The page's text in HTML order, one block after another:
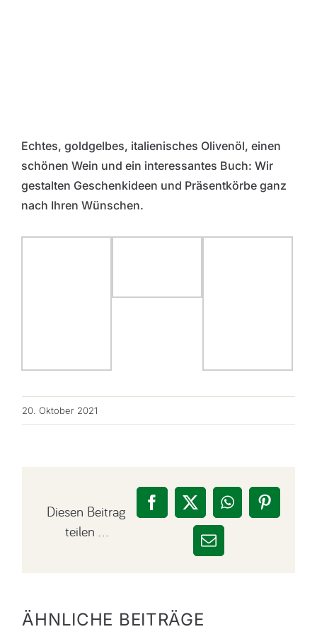
Echtes, goldgelbes, italienisches Olivenöl, einen
schönen Wein und ein interessantes Buch: Wir
gestalten Geschenkideen und Präsentkörbe ganz
nach Ihren Wünschen.
20. Oktober 2021
Diesen Beitrag
teilen …
Facebook
X WhatsApp
E-
ÄHNLICHE BEITRÄGE
La